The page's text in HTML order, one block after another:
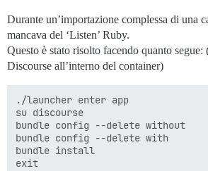
Durante un’importazione complessa di una
mancava del ‘Listen’ Ruby.
Questo è stato risolto facendo quanto segue:
Discourse all’interno del container)
./launcher enter app
su discourse
bundle config --delete without
bundle config --delete with
bundle install
exit